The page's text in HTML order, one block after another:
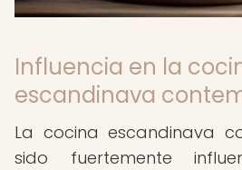
Influencia en la
escandinava
La cocina escandinava
sido fuertemente